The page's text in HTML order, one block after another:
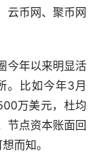
云币网、聚币网
年以来明显活
。比如今年3月
万美元，杜均
节点资本账面回
而知。